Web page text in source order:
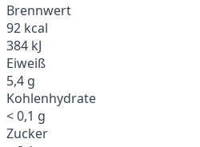
Brennwert
92 kcal
384 kJ
Eiweiß
5,4 g
Kohlenhydrate
< 0,1 g
Zucker